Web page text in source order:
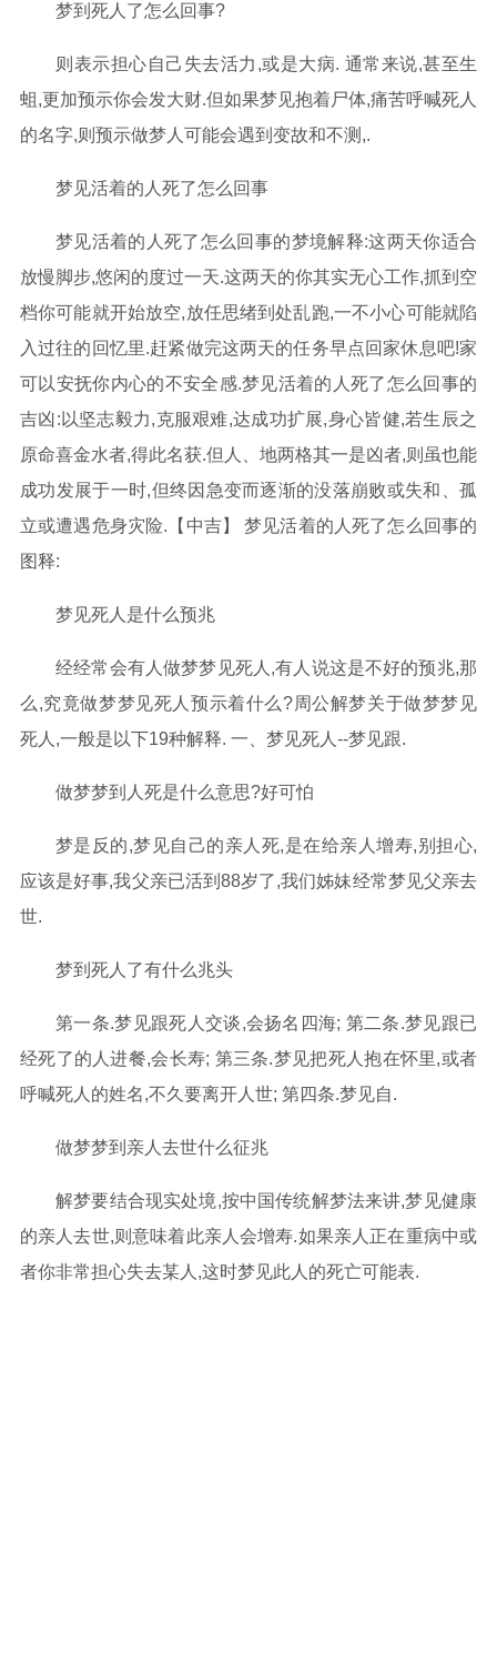
梦到死人了怎么回事?
则表示担心自己失去活力,或是大病. 通常来说,甚至生
蛆,更加预示你会发大财.但如果梦见抱着尸体,痛苦呼喊死人
的名字,则预示做梦人可能会遇到变故和不测,.
梦见活着的人死了怎么回事
梦见活着的人死了怎么回事的梦境解释:这两天你适合
放慢脚步,悠闲的度过一天.这两天的你其实无心工作,抓到空
档你可能就开始放空,放任思绪到处乱跑,一不小心可能就陷
入过往的回忆里.赶紧做完这两天的任务早点回家休息吧!家
可以安抚你内心的不安全感.梦见活着的人死了怎么回事的
吉凶:以坚志毅力,克服艰难,达成功扩展,身心皆健,若生辰之
原命喜金水者,得此名获.但人、地两格其一是凶者,则虽也能
成功发展于一时,但终因急变而逐渐的没落崩败或失和、孤
立或遭遇危身灾险.【中吉】 梦见活着的人死了怎么回事的
图释:
梦见死人是什么预兆
经经常会有人做梦梦见死人,有人说这是不好的预兆,那
么,究竟做梦梦见死人预示着什么?周公解梦关于做梦梦见
死人,一般是以下19种解释. 一、梦见死人--梦见跟.
做梦梦到人死是什么意思?好可怕
梦是反的,梦见自己的亲人死,是在给亲人增寿,别担心,
应该是好事,我父亲已活到88岁了,我们姊妹经常梦见父亲去
世.
梦到死人了有什么兆头
第一条.梦见跟死人交谈,会扬名四海; 第二条.梦见跟已
经死了的人进餐,会长寿; 第三条.梦见把死人抱在怀里,或者
呼喊死人的姓名,不久要离开人世; 第四条.梦见自.
做梦梦到亲人去世什么征兆
解梦要结合现实处境,按中国传统解梦法来讲,梦见健康
的亲人去世,则意味着此亲人会增寿.如果亲人正在重病中或
者你非常担心失去某人,这时梦见此人的死亡可能表.